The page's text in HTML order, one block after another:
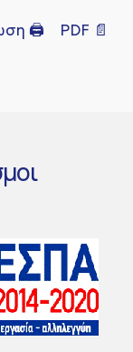
🖨 PDF 📄